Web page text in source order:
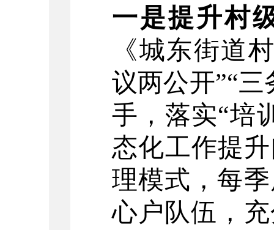
一是提升村
《城东街道
议两公开”“三
手，落实“培
态化工作提
理模式，每
心户队伍，